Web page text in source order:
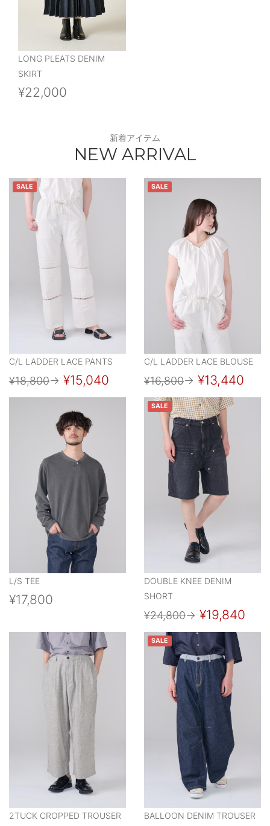
LONG PLEATS DENIM
SKIRT
¥22,000
新着アイテム
NEW ARRIVAL
SALE
C/L LADDER LACE PANTS
¥18,800→ ¥15,040
SALE
C/L LADDER LACE BLOUSE
¥16,800→ ¥13,440
L/S TEE
¥17,800
SALE
DOUBLE KNEE DENIM
SHORT
¥24,800→ ¥19,840
2TUCK CROPPED TROUSER
SALE
BALLOON DENIM TROUSER